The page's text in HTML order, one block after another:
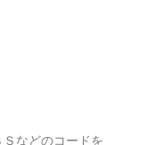
などのコードを